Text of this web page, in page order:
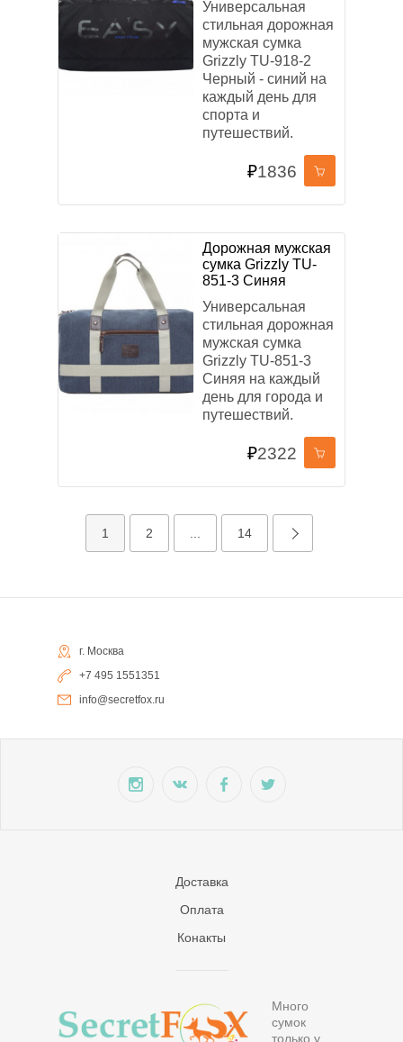
Универсальная
стильная дорожная
мужская сумка
Grizzly TU-918-2
Черный - синий на
каждый день для
спорта и
путешествий.
₽1836
Дорожная мужская
сумка Grizzly TU-
851-3 Синяя
Универсальная
стильная дорожная
мужская сумка
Grizzly TU-851-3
Синяя на каждый
день для города и
путешествий.
₽2322
1 2 14
г. Москва
+7 495 1551351
info@secretfox.ru
Много
сумок
только у
Доставка
Оплата
Конакты